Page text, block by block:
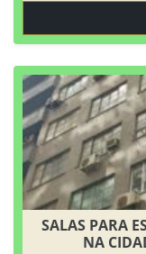
SALAS PARA
NA